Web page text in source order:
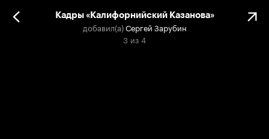
Кадры «Калифорнийский Казанова»
добавил(а)Сергей Зарубин
3 из 4